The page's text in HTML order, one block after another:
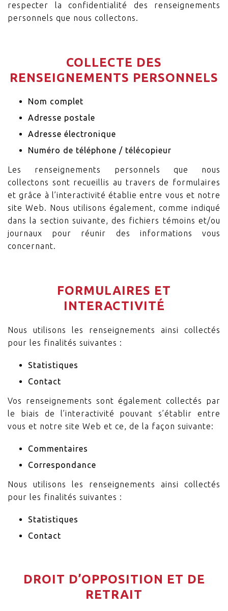
respecter la confidentialité des renseignements
personnels que nous collectons.
COLLECTE DES
RENSEIGNEMENTS PERSONNELS
Nom complet
Adresse postale
Adresse électronique
Numéro de téléphone / télécopieur
Les renseignements personnels que nous
collectons sont recueillis au travers de formulaires
et grâce à l’interactivité établie entre vous et notre
site Web. Nous utilisons également, comme indiqué
dans la section suivante, des fichiers témoins et/ou
journaux pour réunir des informations vous
concernant.
FORMULAIRES ET
INTERACTIVITÉ
Nous utilisons les renseignements ainsi collectés
pour les finalités suivantes :
Statistiques
Contact
Vos renseignements sont également collectés par
le biais de l’interactivité pouvant s’établir entre
vous et notre site Web et ce, de la façon suivante:
Commentaires
Correspondance
Nous utilisons les renseignements ainsi collectés
pour les finalités suivantes :
Statistiques
Contact
DROIT D’OPPOSITION ET DE
RETRAIT